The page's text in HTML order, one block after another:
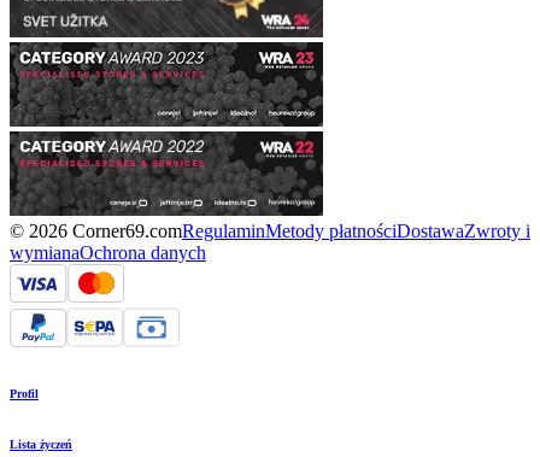
© 2026 Corner69.comRegulaminMetody płatnościDostawaZwroty i
wymianaOchrona danych
Profil
Lista życzeń